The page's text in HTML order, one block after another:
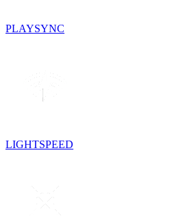
PLAYSYNC
LIGHTSPEED